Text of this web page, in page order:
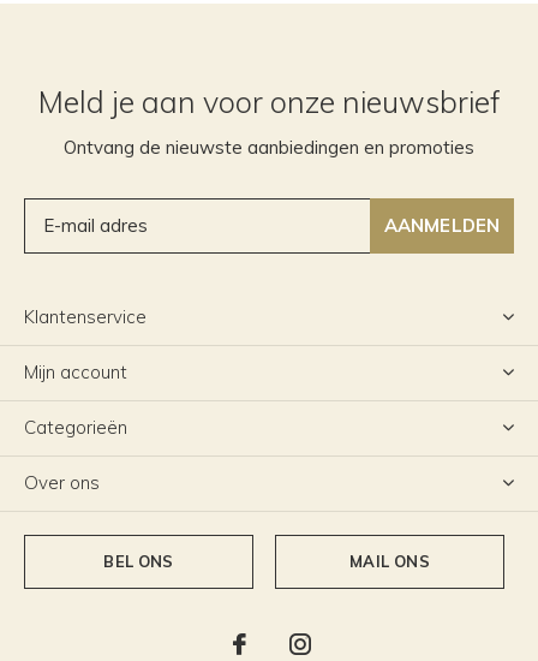
Meld je aan voor onze nieuwsbrief
Ontvang de nieuwste aanbiedingen en promoties
AANMELDEN
Klantenservice
Mijn account
Categorieën
Over ons
BEL ONS MAIL ONS